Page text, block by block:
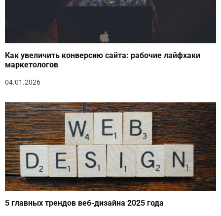
Как увеличить конверсию сайта: рабочие лайфхаки
маркетологов
04.01.2026
5 главных трендов веб-дизайна 2025 года